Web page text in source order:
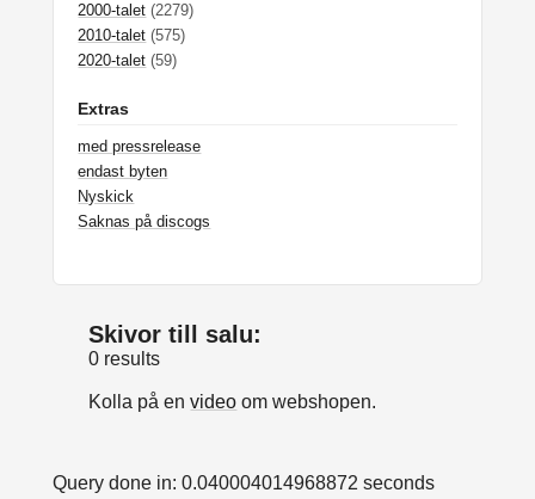
2000-talet (2279)
2010-talet (575)
2020-talet (59)
Extras
med pressrelease
endast byten
Nyskick
Saknas på discogs
Skivor till salu:
0 results
Kolla på envideo om webshopen.
Query done in: 0.040004014968872 seconds